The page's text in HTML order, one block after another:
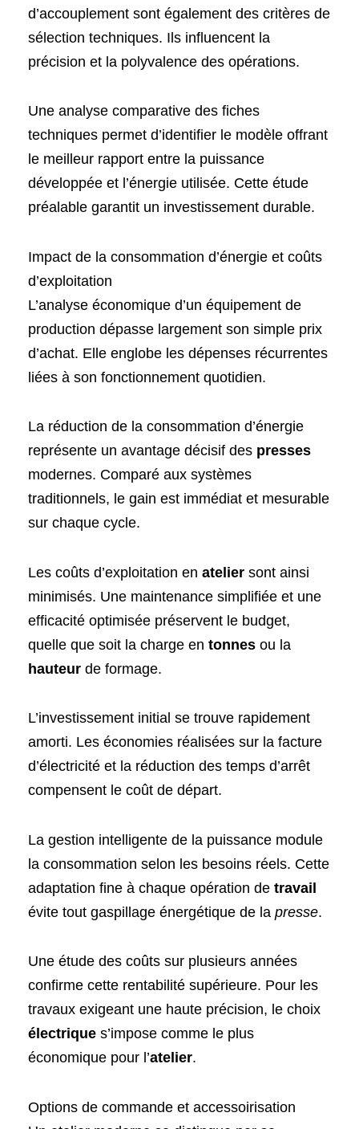
d’accouplement sont également des critères de
sélection techniques. Ils influencent la
précision et la polyvalence des opérations.
Une analyse comparative des fiches
techniques permet d’identifier le modèle offrant
le meilleur rapport entre la puissance
développée et l’énergie utilisée. Cette étude
préalable garantit un investissement durable.
Impact de la consommation d’énergie et coûts
d’exploitation
L’analyse économique d’un équipement de
production dépasse largement son simple prix
d’achat. Elle englobe les dépenses récurrentes
liées à son fonctionnement quotidien.
La réduction de la consommation d’énergie
représente un avantage décisif des presses
modernes. Comparé aux systèmes
traditionnels, le gain est immédiat et mesurable
sur chaque cycle.
Les coûts d’exploitation en ateliersont ainsi
minimisés. Une maintenance simplifiée et une
efficacité optimisée préservent le budget,
quelle que soit la charge en tonnesou la
hauteurde formage.
L’investissement initial se trouve rapidement
amorti. Les économies réalisées sur la facture
d’électricité et la réduction des temps d’arrêt
compensent le coût de départ.
La gestion intelligente de la puissance module
la consommation selon les besoins réels. Cette
adaptation fine à chaque opération de travail
évite tout gaspillage énergétique de la presse.
Une étude des coûts sur plusieurs années
confirme cette rentabilité supérieure. Pour les
travaux exigeant une haute précision, le choix
électriques’impose comme le plus
économique pour l’atelier.
Options de commande et accessoirisation